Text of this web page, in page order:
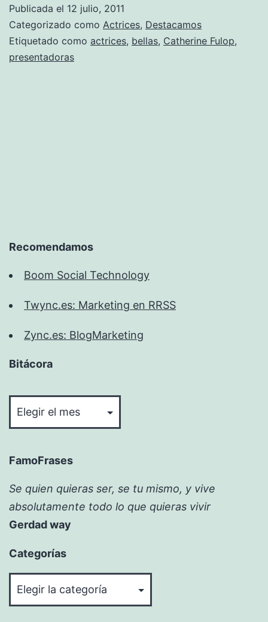
Publicada el 12 julio, 2011
Categorizado como Actrices, Destacamos
Etiquetado como actrices, bellas, Catherine Fulop,
presentadoras
Recomendamos
Boom Social Technology
Twync.es: Marketing en RRSS
Zync.es: BlogMarketing
Bitácora
FamoFrases
Se quien quieras ser, se tu mismo, y vive
absolutamente todo lo que quieras vivir
Gerdad way
Categorías